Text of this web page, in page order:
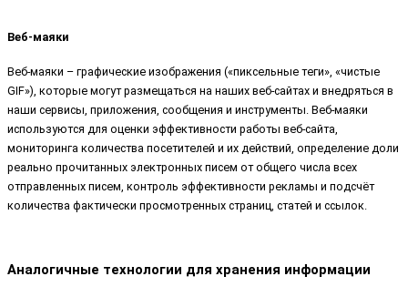
Веб-маяки
Веб-маяки – графические изображения («пиксельные теги», «чистые
GIF»), которые могут размещаться на наших веб-сайтах и внедряться в
наши сервисы, приложения, сообщения и инструменты. Веб-маяки
используются для оценки эффективности работы веб-сайта,
мониторинга количества посетителей и их действий, определение доли
реально прочитанных электронных писем от общего числа всех
отправленных писем, контроль эффективности рекламы и подсчёт
количества фактически просмотренных страниц, статей и ссылок.
Аналогичные технологии для хранения информации